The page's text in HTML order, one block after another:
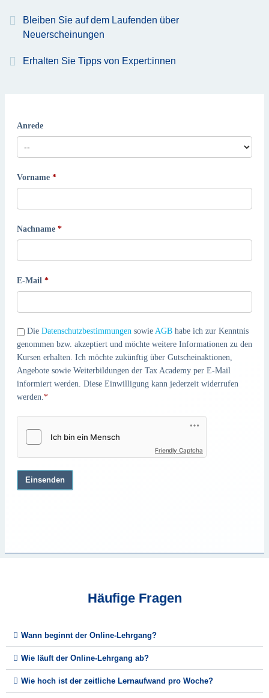
Bleiben Sie auf dem Laufenden über
Neuerscheinungen
Erhalten Sie Tipps von Expert:innen
Anrede
Vorname
Nachname
E-Mail
Die Datenschutzbestimmungen sowie AGB habe ich zur Kenntnis
genommen bzw. akzeptiert und möchte weitere Informationen zu den
Kursen erhalten. Ich möchte zukünftig über Gutscheinaktionen,
Angebote sowie Weiterbildungen der Tax Academy per E-Mail
informiert werden. Diese Einwilligung kann jederzeit widerrufen
werden.*
Friendly Captcha
Einsenden
Häufige Fragen
Wann beginnt der Online-Lehrgang?
Wie läuft der Online-Lehrgang ab?
Wie hoch ist der zeitliche Lernaufwand pro Woche?